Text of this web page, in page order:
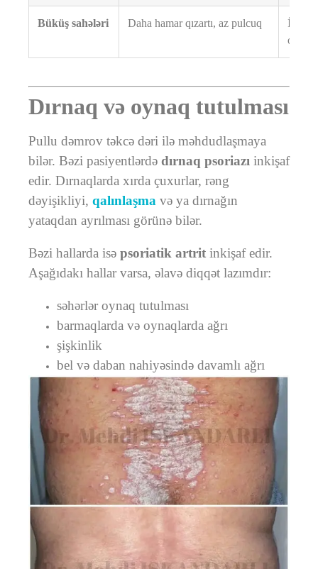
Büküş sahələri Daha hamar qızartı, az pulcuq
ola
Dırnaq və oynaq tutulması
Pullu dəmrov təkcə dəri ilə məhdudlaşmaya
bilər. Bəzi pasiyentlərdə dırnaq psoriazı inkişaf
edir. Dırnaqlarda xırda çuxurlar, rəng
dəyişikliyi, qalınlaşma və ya dırnağın
yataqdan ayrılması görünə bilər.
Bəzi hallarda isə psoriatik artrit inkişaf edir.
Aşağıdakı hallar varsa, əlavə diqqət lazımdır:
səhərlər oynaq tutulması
barmaqlarda və oynaqlarda ağrı
şişkinlik
bel və daban nahiyəsində davamlı ağrı